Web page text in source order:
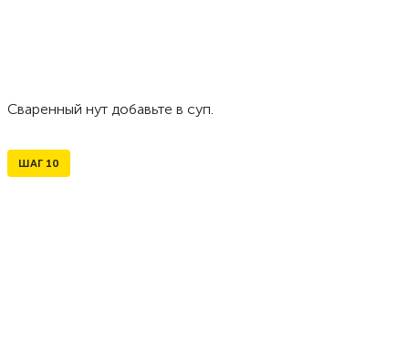
Сваренный нут добавьте в суп.
ШАГ 10